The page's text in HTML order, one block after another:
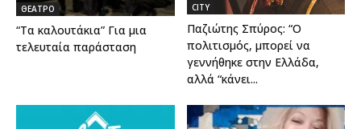
ΘΕΑΤΡΟ
“Τα καλουτάκια” Για μια
τελευταία παράσταση
CITY
Παζιώτης Σπύρος: “Ο
πολιτισμός, μπορεί να
γεννήθηκε στην Ελλάδα,
αλλά “κάνει...